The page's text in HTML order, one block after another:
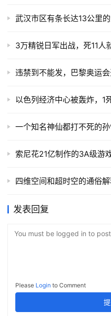
武汉市区有条长达13公里
3万精锐日军出战，死11人
违禁到不能发，巴黎奥运
以色列经济中心被轰炸，1
一个知名神仙都打不死的
索尼花21亿制作的3A级游
四维空间和超时空的通俗
发表回复
You must be logged in to
Please Login to Comment